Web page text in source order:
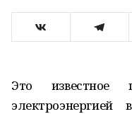
Это известное